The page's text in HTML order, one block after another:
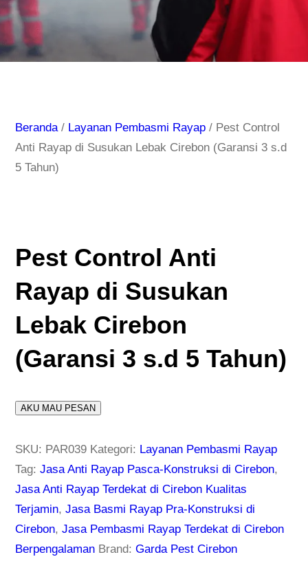
Beranda / Layanan Pembasmi Rayap / Pest Control
Anti Rayap di Susukan Lebak Cirebon (Garansi 3 s.d
5 Tahun)
Pest Control Anti
Rayap di Susukan
Lebak Cirebon
(Garansi 3 s.d 5 Tahun)
AKU MAU PESAN
SKU: PAR039 Kategori: Layanan Pembasmi Rayap
Tag:Jasa Anti Rayap Pasca-Konstruksi di Cirebon,
Jasa Anti Rayap Terdekat di Cirebon Kualitas
Terjamin,Jasa Basmi Rayap Pra-Konstruksi di
Cirebon,Jasa Pembasmi Rayap Terdekat di Cirebon
Berpengalaman Brand:Garda Pest Cirebon